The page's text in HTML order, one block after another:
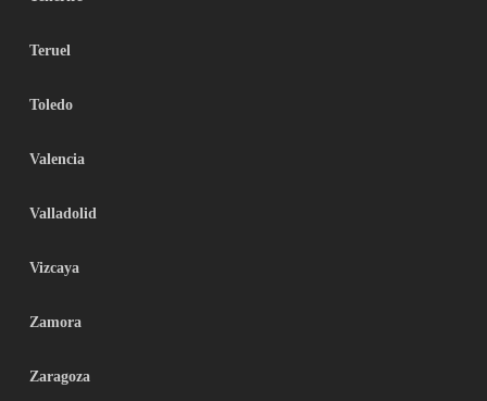
Teruel
Toledo
Valencia
Valladolid
Vizcaya
Zamora
Zaragoza